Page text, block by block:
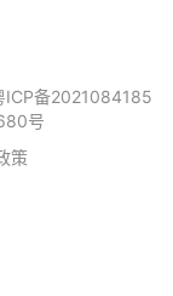
ICP备2021084185
号
策